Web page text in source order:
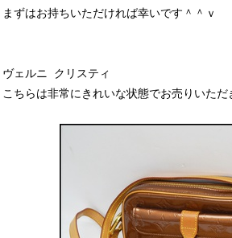
まずはお持ちいただければ幸いです＾＾ｖ
ヴェルニ クリスティ
こちらは非常にきれいな状態でお売りいただ